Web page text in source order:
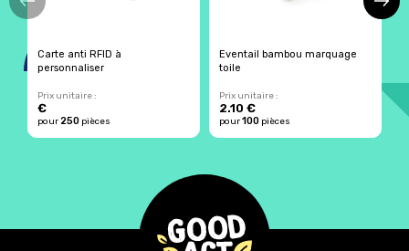
Carte anti RFID à
personnaliser
Prix unitaire :
€
pour250 pièces
Eventail bambou marquage
toile
Prix unitaire :
2.10 €
pour100 pièces
€